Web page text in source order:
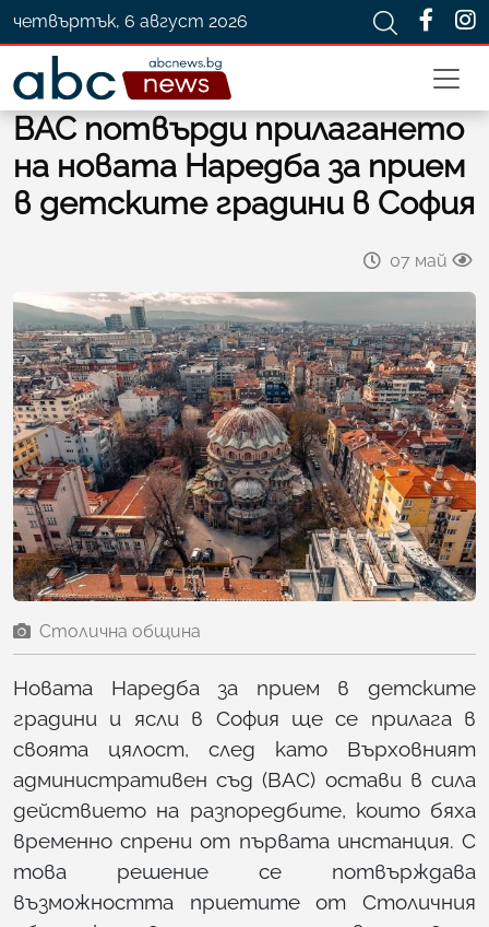
четвъртък, 6 август 2026
ВАС потвърди прилагането
на новата Наредба за прием
в детските градини в София
07 май
Столична община
Новата Наредба за прием в детските
градини и ясли в София ще се прилага в
своята цялост, след като Върховният
административен съд (ВАС) остави в сила
действието на разпоредбите, които бяха
временно спрени от първата инстанция. С
това решение се потвърждава
възможността приетите от Столичния